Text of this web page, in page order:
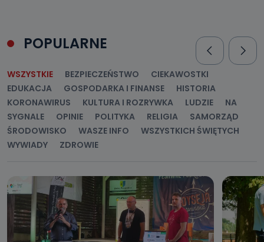
POPULARNE
WSZYSTKIE BEZPIECZEŃSTWO
CIEKAWOSTKI
EDUKACJA
GOSPODARKA I FINANSE
HISTORIA
KORONAWIRUS
KULTURA I ROZRYWKA LUDZIE
NA
SYGNALE
OPINIE POLITYKA RELIGIA
SAMORZĄD
ŚRODOWISKO
WASZE INFO
WSZYSTKICH ŚWIĘTYCH
WYWIADY
ZDROWIE